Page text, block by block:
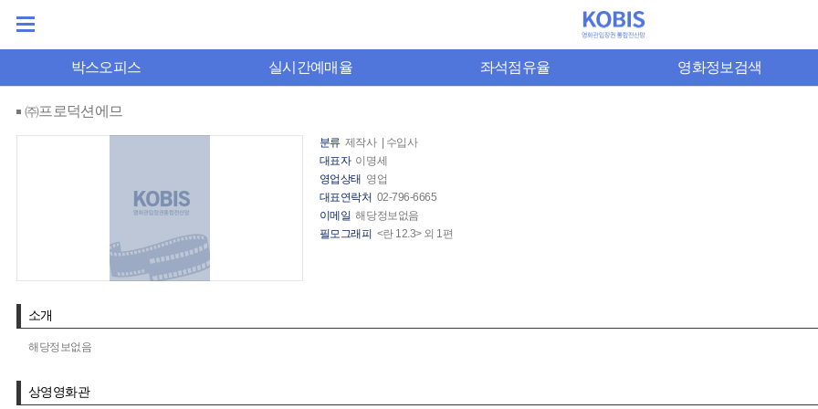
박스오피스 실시간예매율 좌석점유율 영화정보검색
㈜프로덕션에므
분류 제작사 | 수입사
대표자 이명세
영업상태 영업
대표연락처 02-796-6665
이메일 해당정보없음
필모그래피 <란 12.3> 외 1편
소개
해당정보없음
상영영화관